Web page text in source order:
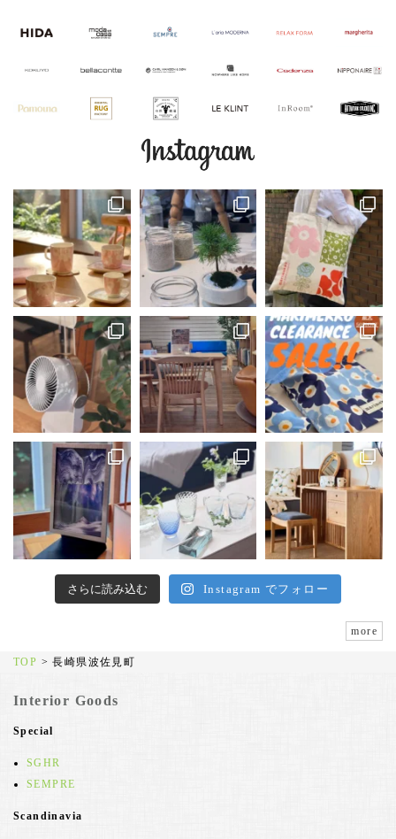
さらに読み込む Instagram でフォロー
more
TOP >長崎県波佐見町
Interior Goods
Special
SGHR
SEMPRE
Scandinavia